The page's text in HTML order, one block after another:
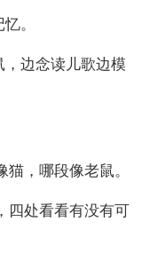
。
边念读儿歌边模
，哪段像老鼠。
处看看有没有可